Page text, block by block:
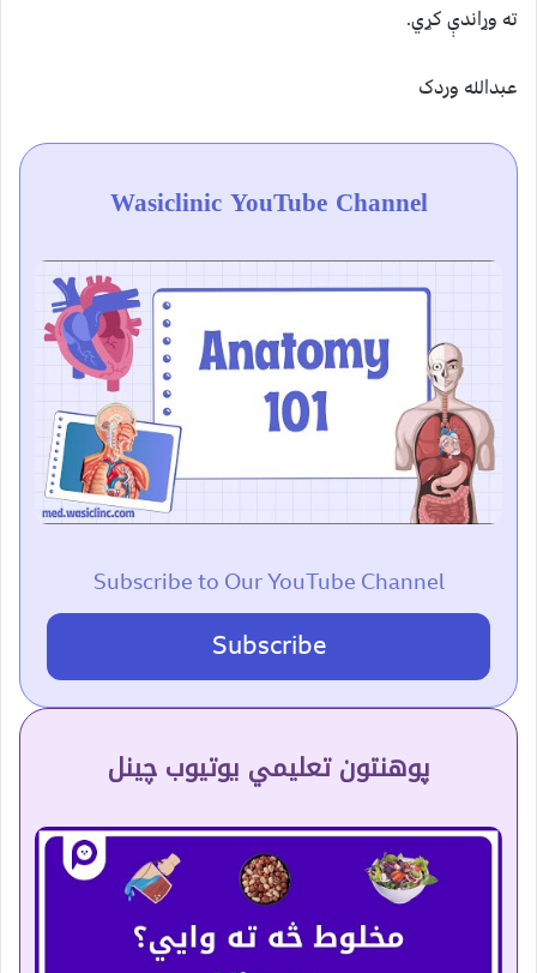
ته وړاندې کړي.
عبدالله وردک
Wasiclinic YouTube Channel
Subscribe to Our YouTube Channel
Subscribe
پوهنتون تعلیمي یوتیوب چینل